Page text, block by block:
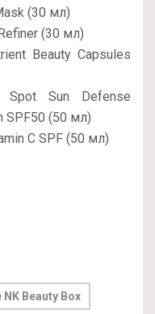
(30 мл)
(30 мл)
Beauty Capsules
Sun Defense
SPF50 (50 мл)
C SPF (50 мл)
NK Beauty Box